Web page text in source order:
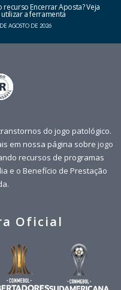
Encerrar Aposta? Veja
a ferramenta
AGOSTO DE 2026
do jogo patológico.
em nossa página sobre jogo
recursos de programas
e o Benefício de Prestação
Oficial